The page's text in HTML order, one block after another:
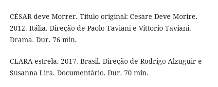
CÉSAR deve Morrer. Título original: Cesare Deve Morire.
2012. Itália. Direção de Paolo Taviani e Vittorio Taviani.
Drama. Dur. 76 min.
CLARA estrela. 2017. Brasil. Direção de Rodrigo Alzuguir e
Susanna Lira. Documentário. Dur. 70 min.